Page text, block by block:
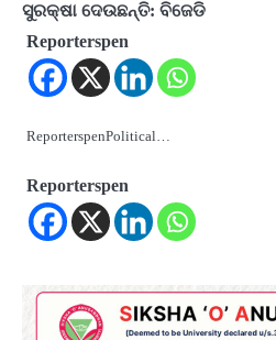
ସୁରକ୍ଷା ଦେଉଛନ୍ତି: ବିଜେଡି
Reporterspen
ReporterspenPolitical…
Reporterspen